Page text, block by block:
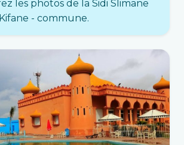
les photos de la Sidi Slimane
- commune.